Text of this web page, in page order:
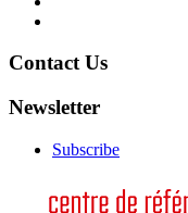
Contact Us
Newsletter
Subscribe